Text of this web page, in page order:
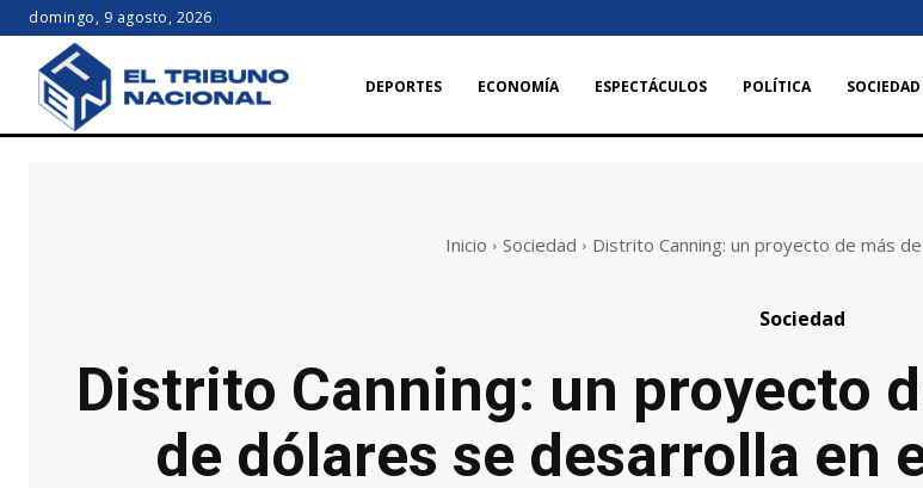
domingo, 9 agosto, 2026
DEPORTES ECONOMÍA ESPECTÁCULOS POLÍTICA SOCIEDAD
Inicio Sociedad Distrito Canning: un proyecto de más
Sociedad
Distrito Canning: un proyecto
de dólares se desarrolla en